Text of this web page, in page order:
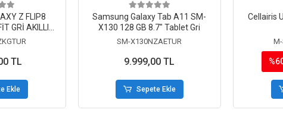
Z FLIP8
GRİ AKILLI
TL
Ekle
Samsung Galaxy Tab A11 SM-
X130 128 GB 8.7" Tablet Gri
SM-X130NZAETUR
9.999,00 TL
Sepete Ekle
Cellairis